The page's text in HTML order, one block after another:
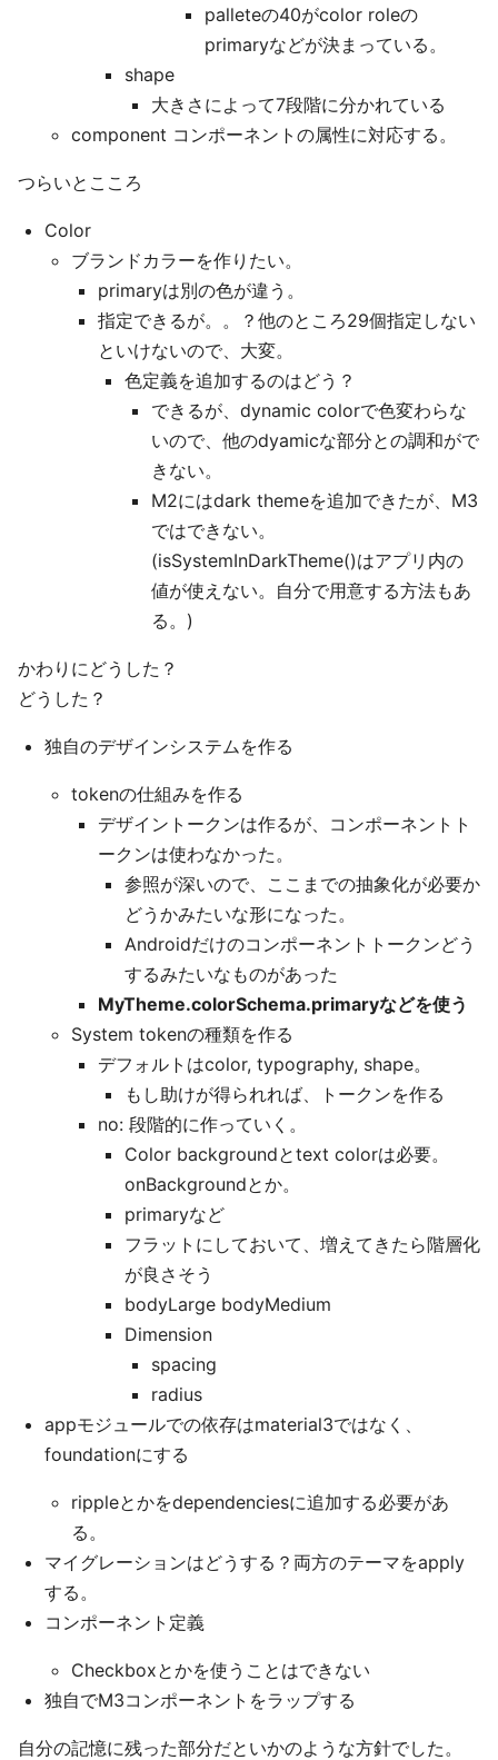
palleteの40がcolor roleの
primaryなどが決まっている。
shape
大きさによって7段階に分かれている
component コンポーネントの属性に対応する。
つらいとこころ
Color
ブランドカラーを作りたい。
primaryは別の色が違う。
指定できるが。。？他のところ29個指定しない
といけないので、大変。
色定義を追加するのはどう？
できるが、dynamic colorで色変わらな
いので、他のdyamicな部分との調和がで
きない。
M2にはdark themeを追加できたが、M3
ではできない。
(isSystemInDarkTheme()はアプリ内の
値が使えない。自分で用意する方法もあ
る。)
かわりにどうした？
どうした？
独自のデザインシステムを作る
tokenの仕組みを作る
デザイントークンは作るが、コンポーネントト
ークンは使わなかった。
参照が深いので、ここまでの抽象化が必要か
どうかみたいな形になった。
Androidだけのコンポーネントトークンどう
するみたいなものがあった
MyTheme.colorSchema.primaryなどを使う
System tokenの種類を作る
デフォルトはcolor, typography, shape。
もし助けが得られれば、トークンを作る
no: 段階的に作っていく。
Color backgroundとtext colorは必要。
onBackgroundとか。
primaryなど
フラットにしておいて、増えてきたら階層化
が良さそう
bodyLarge bodyMedium
Dimension
spacing
radius
appモジュールでの依存はmaterial3ではなく、
foundationにする
rippleとかをdependenciesに追加する必要があ
る。
マイグレーションはどうする？両方のテーマをapply
する。
コンポーネント定義
Checkboxとかを使うことはできない
独自でM3コンポーネントをラップする
自分の記憶に残った部分だといかのような方針でした。